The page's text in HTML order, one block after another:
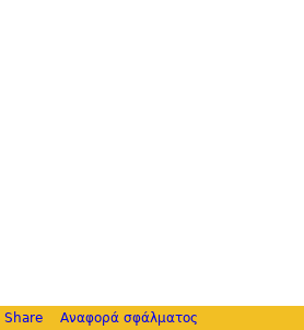
Share Αναφορά σφάλματος